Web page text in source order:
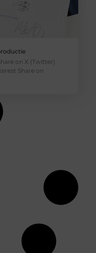
on X (Twitter)
Share on